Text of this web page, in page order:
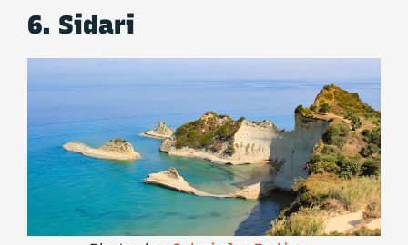
6. Sidari